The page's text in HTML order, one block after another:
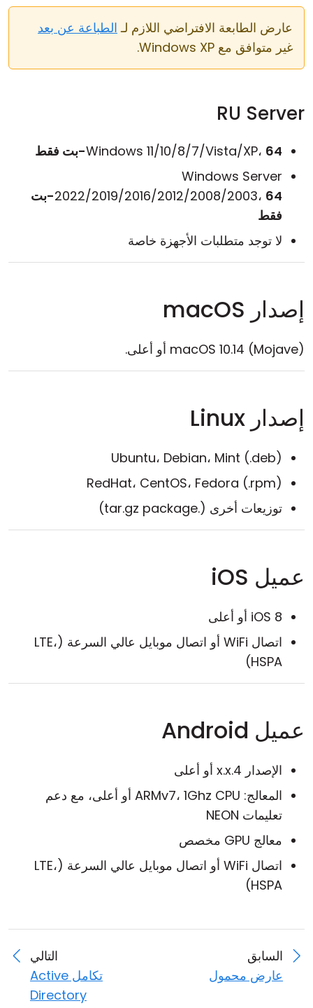
عارض الطابعة الافتراضي اللازم لـ الطباعة عن بعد
غير متوافق مع Windows XP.
RU Server
Windows 11/10/8/7/Vista/XP، 64-بت فقط
Windows Server
2022/2019/2016/2012/2008/2003،64-بت
فقط
لا توجد متطلبات الأجهزة خاصة
إصدار macOS
macOS 10.14 (Mojave) أو أعلى.
إصدار Linux
Ubuntu، Debian، Mint (.deb)
RedHat، CentOS، Fedora (.rpm)
توزيعات أخرى (.tar.gz package)
عميل iOS
iOS 8 أو أعلى
اتصال WiFi أو اتصال موبايل عالي السرعة (LTE،
HSPA)
عميل Android
الإصدار 4.x.x أو أعلى
المعالج: ARMv7، 1Ghz CPU أو أعلى، مع دعم
تعليمات NEON
معالج GPU مخصص
اتصال WiFi أو اتصال موبايل عالي السرعة (LTE،
HSPA)
السابق
عارض محمول
التالي
تكامل Active
Directory